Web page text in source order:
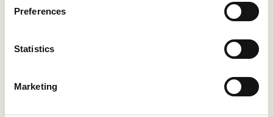
Preferences
Statistics
Marketing